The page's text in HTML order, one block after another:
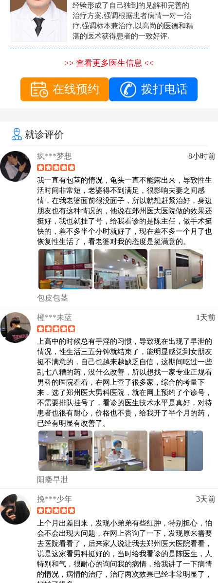
经验形成了自己独到的见解和完善的
治疗方案,强调根据患者病情一对一治
疗,强调标本兼治疗,以高尚的医德和精
湛的医术获得患者的一致好评.
>> 查看更多医生信息 <<
在线预约 拨打电话
就诊评价
疯***梦想 8小时前
我一直有包茎的情况，龟头一直不能露出来，导致性生
活时间非常短，老婆得不到满足，很影响夫妻之间感
情，在我老婆面前很没面子，所以就想赶紧治好，身边
朋友也有这种情况的，他说在郑州医大医院做的效果还
挺好，我也就挂了号，给我看诊的是陈主任，做手术挺
快的，差不多半个小时就好了，现在差不多一个月了也
恢复性生活了，看老婆对我的态度是挺满意的。
包皮包茎
橙***未蓝 1天前
上高中的时候总有手淫的习惯，导致现在出现了早泄的
情况，性生活三五分钟就结束了，能明显感觉到女朋友
挺不满意的，自己也越来越缺乏自信，这期间吃过一些
乱七八糟的药，没什么改善，所以想找一家专业正规看
男科的医院看看，在网上查了很多家，综合的考量下
来，选了郑州医大男科医院，就在网上预约了个诊号，
不需要排队挂号了，看诊的医生技术水平是真好，对待
患者也很有耐心，价格也不贵，给我开了半个月的药，
已经有明显有改善了。
阳痿早泄
挽***少年 3天前
上个月出差回来，发现小弟弟有些红肿，特别担心，怕
会不会出现大问题，在网上咨询了一下，发现原来需要
去医院看看了，后来家人说让我去郑州医大医院看看，
说是这家看男科挺好的，当时给我看诊的是陈医生，人
特别和气，很耐心的询问我的病情，给我讲了一下病情
的情况，病情的治疗，治疗两次效果已经非常明显了，